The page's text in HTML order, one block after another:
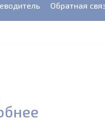
Обратная